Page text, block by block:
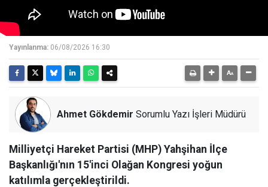
Yayınlanma: 06/08/2026 16:30
Ahmet Gökdemir Sorumlu Yazı İşleri Müdürü
Milliyetçi Hareket Partisi (MHP) Yahşihan İlçe
Başkanlığı'nın 15'inci Olağan Kongresi yoğun
katılımla gerçekleştirildi.